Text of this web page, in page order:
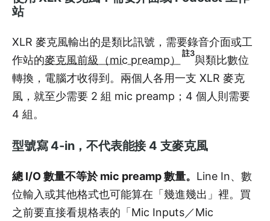
站
XLR 麥克風輸出的是類比訊號，需要錄音介面或工
作站的麥克風前級（mic preamp）
註3
與類比數位
轉換，電腦才收得到。兩個人各用一支 XLR 麥克
風，就至少需要 2 組 mic preamp；4 個人則需要
4 組。
型號寫 4-in，不代表能接 4 支麥克風
總 I/O 數量不等於 mic preamp 數量。 Line In、數
位輸入或其他格式也可能算在「幾進幾出」裡。買
之前要直接看規格表的「Mic Inputs／Mic